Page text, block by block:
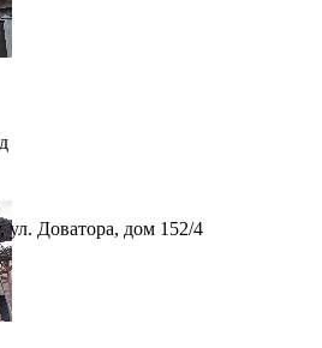
ул. Доватора, дом 152/4